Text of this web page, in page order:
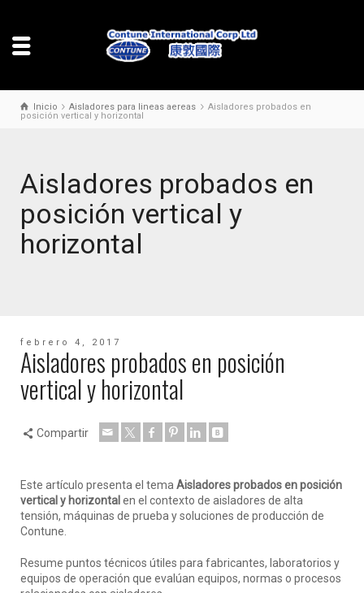
Inicio Aisladores para lineas aereas
Aisladores probados en
posición vertical y horizontal
Aisladores probados en
posición vertical y
horizontal
febrero 4, 2017
Aisladores probados en posición
vertical y horizontal
Compartir
Este artículo presenta el temaAisladores probados en posición
vertical y horizontal en el contexto de aisladores de alta
tensión, máquinas de prueba y soluciones de producción de
Contune.
Resume puntos técnicos útiles para fabricantes, laboratorios y
equipos de operación que evalúan equipos, normas o procesos